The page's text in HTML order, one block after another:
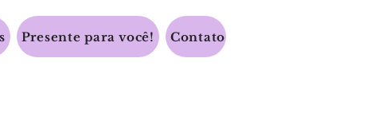
Presente para você! Contato